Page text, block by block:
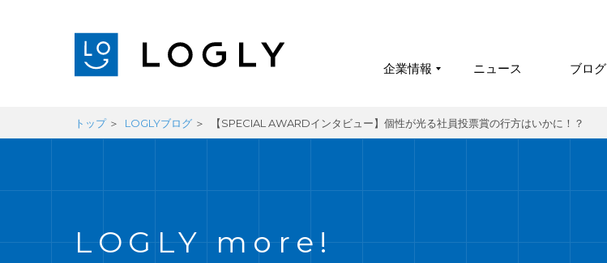
企業情報 ニュース ブログ
トップ LOGLYブログ 【SPECIAL AWARDインタビュー】個性が光る社員投票賞の行方はいかに！？
LOGLY more!